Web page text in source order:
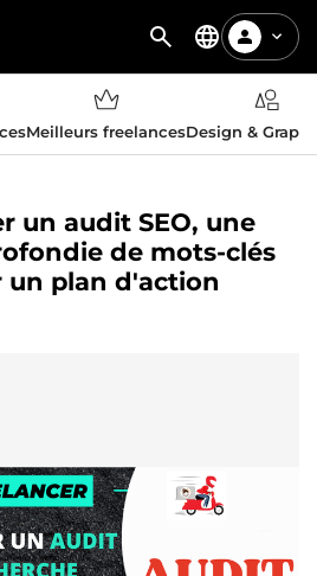
Meilleurs freelancesDesign &
un audit SEO, une
de mots-clés
un plan d'action